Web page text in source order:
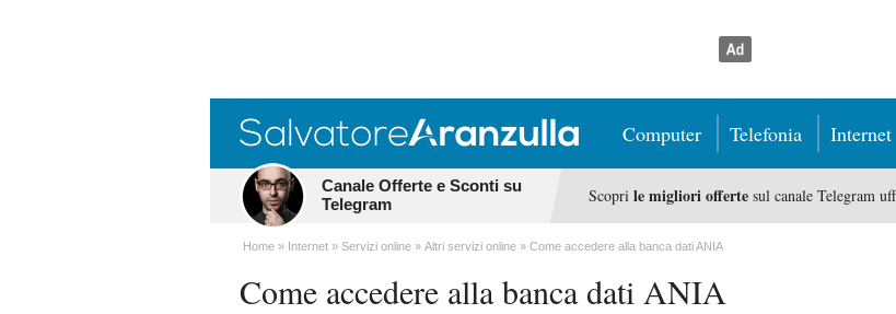
Computer Telefonia Internet
Canale Offerte e Sconti su
Telegram
Scopri le migliori offertesul canale Telegram
Home Internet Servizi online Altri servizi online Come accedere alla banca dati ANIA
Come accedere alla banca dati ANIA